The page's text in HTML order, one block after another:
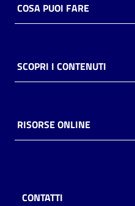
Piani
Decentrate
COSA PUOI FARE
SCOPRI I CONTENUTI
RISORSE ONLINE
CONTATTI